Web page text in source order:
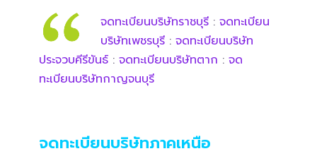
จดทะเบียนบริษัทราชบุรี : จดทะเบียน
บริษัทเพชรบุรี : จดทะเบียนบริษัท
ประจวบคีรีขันธ์ : จดทะเบียนบริษัทตาก : จด
ทะเบียนบริษัทกาญจนบุรี
จดทะเบียนบริษัทภาคเหนือ